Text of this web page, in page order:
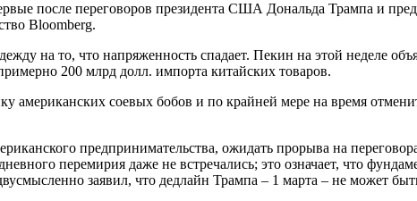
после переговоров президента США Дональда Трампа и
Bloomberg.
на то, что напряженность спадает. Пекин на этой неделе
200 млрд долл. импорта китайских товаров.
американских соевых бобов и по крайней мере на время
предпринимательства, ожидать прорыва на
перемирия даже не встречались; это означает, что
заявил, что дедлайн Трампа – 1 марта – не может